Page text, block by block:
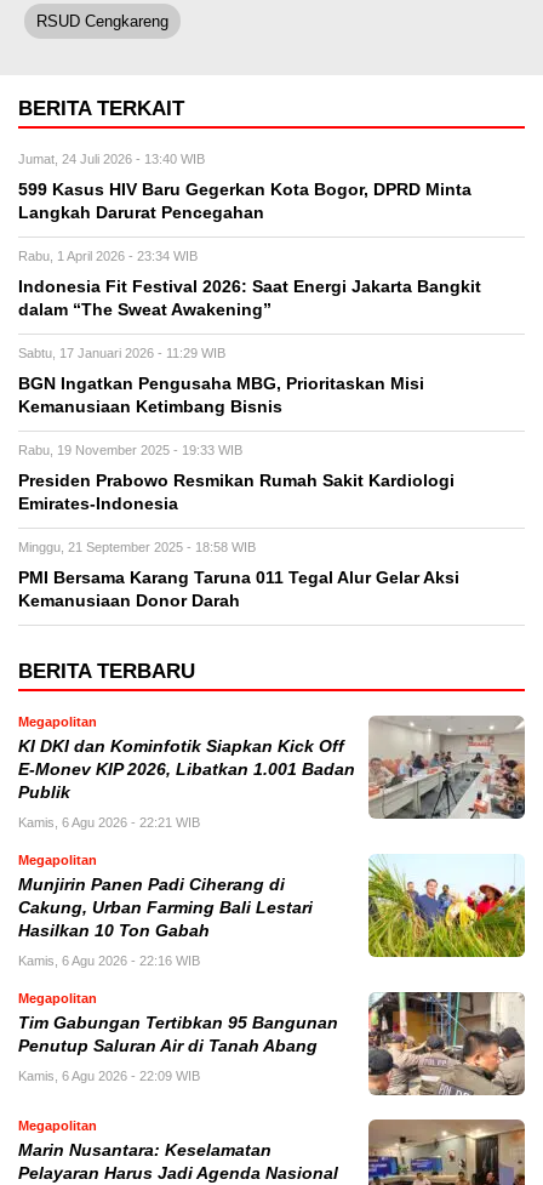
RSUD Cengkareng
BERITA TERKAIT
Jumat, 24 Juli 2026 - 13:40 WIB
599 Kasus HIV Baru Gegerkan Kota Bogor, DPRD Minta
Langkah Darurat Pencegahan
Rabu, 1 April 2026 - 23:34 WIB
Indonesia Fit Festival 2026: Saat Energi Jakarta Bangkit
dalam “The Sweat Awakening”
Sabtu, 17 Januari 2026 - 11:29 WIB
BGN Ingatkan Pengusaha MBG, Prioritaskan Misi
Kemanusiaan Ketimbang Bisnis
Rabu, 19 November 2025 - 19:33 WIB
Presiden Prabowo Resmikan Rumah Sakit Kardiologi
Emirates-Indonesia
Minggu, 21 September 2025 - 18:58 WIB
PMI Bersama Karang Taruna 011 Tegal Alur Gelar Aksi
Kemanusiaan Donor Darah
BERITA TERBARU
Megapolitan
KI DKI dan Kominfotik Siapkan Kick Off
E-Monev KIP 2026, Libatkan 1.001 Badan
Publik
Kamis, 6 Agu 2026 - 22:21 WIB
Megapolitan
Munjirin Panen Padi Ciherang di
Cakung, Urban Farming Bali Lestari
Hasilkan 10 Ton Gabah
Kamis, 6 Agu 2026 - 22:16 WIB
Megapolitan
Tim Gabungan Tertibkan 95 Bangunan
Penutup Saluran Air di Tanah Abang
Kamis, 6 Agu 2026 - 22:09 WIB
Megapolitan
Marin Nusantara: Keselamatan
Pelayaran Harus Jadi Agenda Nasional